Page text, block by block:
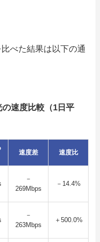
べた結果は以下の通
の速度比較（1日平
速度差 速度比
－
269Mbps
－14.4%
－
263Mbps
＋500.0%